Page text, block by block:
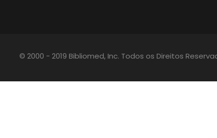
© 2000 - 2019 Bibliomed, Inc. Todos os Direitos